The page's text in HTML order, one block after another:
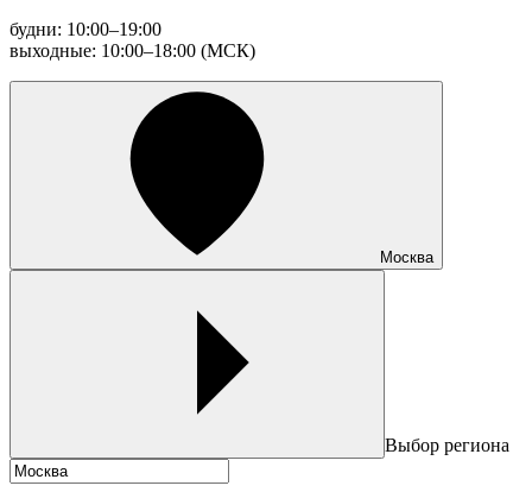
будни: 10:00–19:00
выходные: 10:00–18:00 (МСК)
Москва
Выбор региона